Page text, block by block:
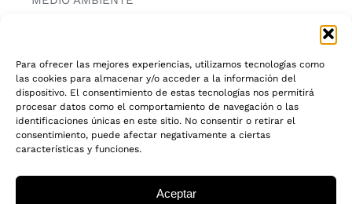
Para ofrecer las mejores experiencias, utilizamos tecnologías como
las cookies para almacenar y/o acceder a la información del
dispositivo. El consentimiento de estas tecnologías nos permitirá
procesar datos como el comportamiento de navegación o las
identificaciones únicas en este sitio. No consentir o retirar el
consentimiento, puede afectar negativamente a ciertas
características y funciones.
Aceptar
INFORMACIÓN
AVISO LEGAL
POLITICA DE PRIVACIDAD